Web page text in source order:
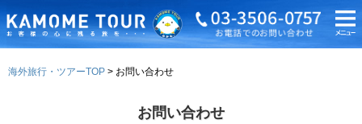
海外旅行・ツアーTOP お問い合わせ
お問い合わせ